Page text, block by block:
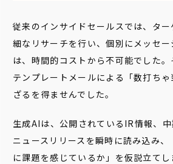
従来のインサイドセールスでは、タ
細なリサーチを行い、個別にメッセ
は、時間的コストから不可能でした
テンプレートメールによる「数打ち
ざるを得ませんでした。
生成AIは、公開されているIR情報、
ニュースリリースを瞬時に読み込み
に課題を感じているか」を仮説立てし